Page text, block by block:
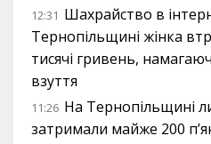
12:31 Шахрайство в
Тернопільщині жінка
тисячі гривень,
взуття
11:26 На Тернопільщині
затримали майже 200